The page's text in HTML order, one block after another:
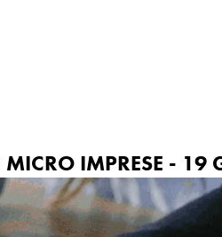
MICRO IMPRESE - 19